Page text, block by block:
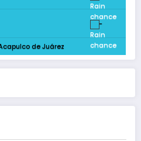
-
de Juárez